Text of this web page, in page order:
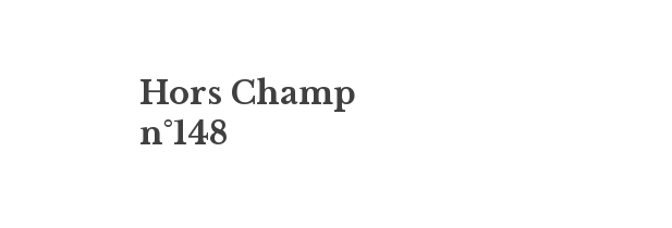
Hors Champ
n°148